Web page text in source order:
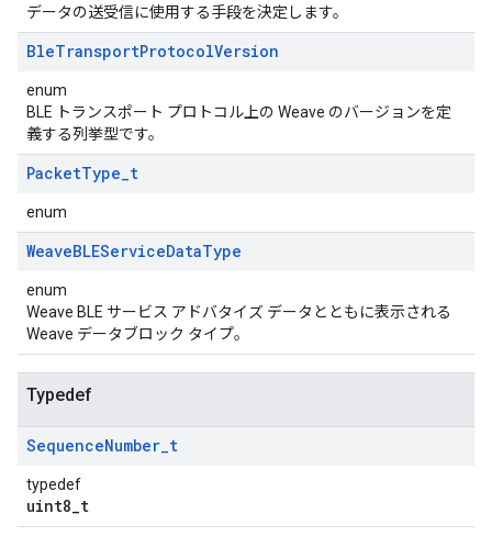
データの送受信に使用する手段を決定します。
BleTransportProtocolVersion
enum
BLE トランスポート プロトコル上の Weave のバージョンを定
義する列挙型です。
PacketType_t
enum
WeaveBLEServiceDataType
enum
Weave BLE サービス アドバタイズ データとともに表示される
Weave データブロック タイプ。
Typedef
SequenceNumber_t
typedef
uint8_t